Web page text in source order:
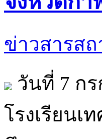
ข่าวสารส
วันที่ 7 ก
โรงเรียน